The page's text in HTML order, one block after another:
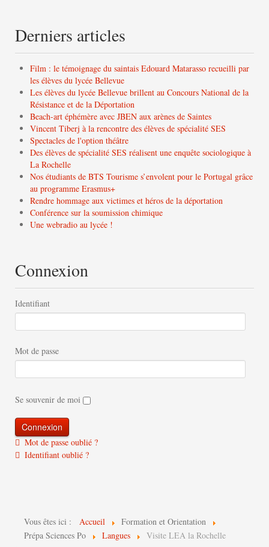
Derniers articles
Film : le témoignage du saintais Edouard Matarasso recueilli par
les élèves du lycée Bellevue
Les élèves du lycée Bellevue brillent au Concours National de la
Résistance et de la Déportation
Beach-art éphémère avec JBEN aux arènes de Saintes
Vincent Tiberj à la rencontre des élèves de spécialité SES
Spectacles de l'option théâtre
Des élèves de spécialité SES réalisent une enquête sociologique à
La Rochelle
Nos étudiants de BTS Tourisme s’envolent pour le Portugal grâce
au programme Erasmus+
Rendre hommage aux victimes et héros de la déportation
Conférence sur la soumission chimique
Une webradio au lycée !
Connexion
Identifiant
Mot de passe
Se souvenir de moi
Mot de passe oublié ?
Identifiant oublié ?
Vous êtes ici : Accueil
Formation et Orientation
Prépa Sciences Po
Langues Visite LEA la Rochelle